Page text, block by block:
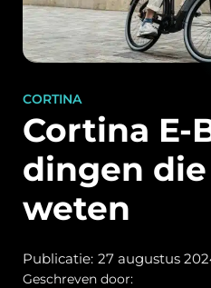
CORTINA
Cortina E-
dingen
weten
Publicatie: 27 augustus
Geschreven door: